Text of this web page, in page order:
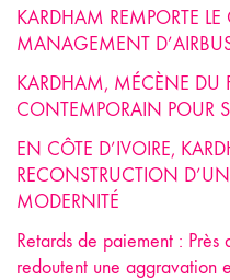
KARDHAM REMPORTE LE
MANAGEMENT
KARDHAM, MÉCÈNE DU
CONTEMPORAIN POUR
EN CÔTE D’IVOIRE,
RECONSTRUCTION
MODERNITÉ
Retards de paiement : Près
redoutent une aggravation